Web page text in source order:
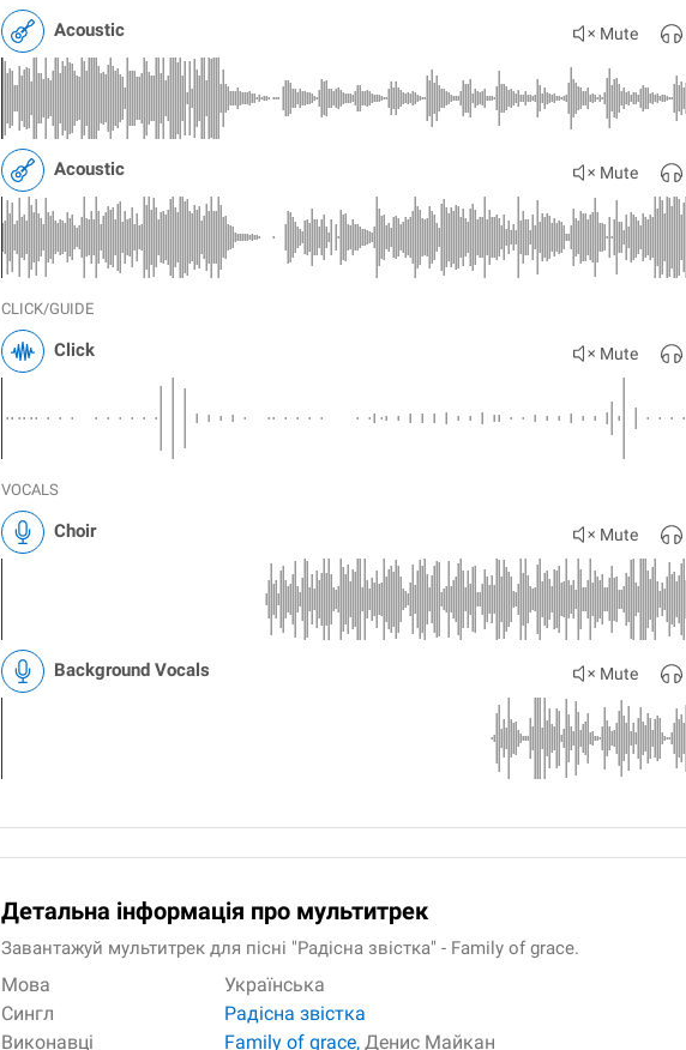
Acoustic Mute
Acoustic Mute
CLICK/GUIDE
Click Mute
VOCALS
Choir Mute
Background Vocals Mute
Детальна інформація про мультитрек
Завантажуй мультитрек для пісні "Радісна звістка" - Family of grace.
Мова
Українська
Сингл
Радісна звістка
Виконавці
Family of grace, Денис Майкан